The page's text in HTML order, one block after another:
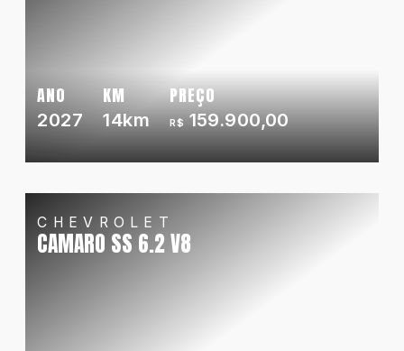
ANO
2027
KM
14km
PREÇO
R$159.900,00
CHEVROLET
CAMARO SS 6.2 V8